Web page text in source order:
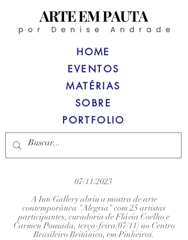
HOME
MATÉRIAS
SOBRE
PORTFOLIO
EVENTOS
07/11/2023
A Inn Gallery abriu a mostra de arte
contemporânea "Alegria" com 25 artistas
participantes, curadoria de Flávia Coelho e
Carmen Pousada, terça-feira(07/11) no Centro
Brasileiro Britânico, em Pinheiros.